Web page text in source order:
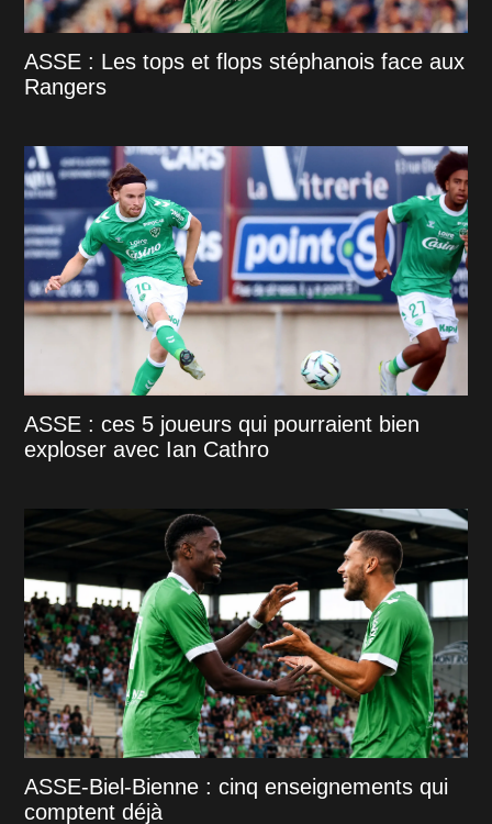
ASSE : Les tops et flops stéphanois face aux
Rangers
ASSE : ces 5 joueurs qui pourraient bien
exploser avec Ian Cathro
ASSE-Biel-Bienne : cinq enseignements qui
comptent déjà